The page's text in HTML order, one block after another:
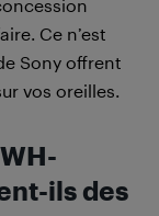
Ce n’est
Sony offrent
vos oreilles.
ils des